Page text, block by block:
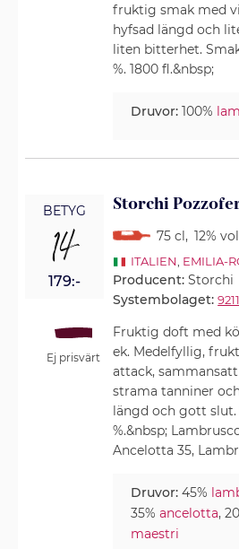
fruktig smak med
hyfsad längd och
liten bitterhet.
%. 1800 fl.&nbsp;
Druvor: 100%
BETYG
14
179:-
Ej prisvärt
Storchi
75 cl, 12%
ITALIEN EMILIA-
Producent:Storchi
Systembolaget:
Fruktig doft med
ek. Medelfyllig,
attack,
strama tanniner
längd och gott slut.
%.&nbsp;
Ancelotta 35,
Druvor: 45%
35%ancelotta,
maestri